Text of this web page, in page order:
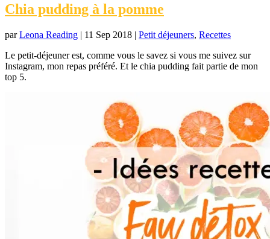
Chia pudding à la pomme
parLeona Reading | 11 Sep 2018 | Petit déjeuners, Recettes
Le petit-déjeuner est, comme vous le savez si vous me suivez sur
Instagram, mon repas préféré. Et le chia pudding fait partie de mon
top 5.